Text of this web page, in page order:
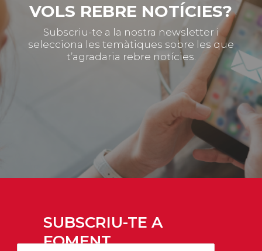
VOLS REBRE NOTÍCIES?
Subscriu-te a la nostra newsletter i
selecciona les temàtiques sobre les que
t’agradaria rebre notícies.
SUBSCRIU-TE A
FOMENT